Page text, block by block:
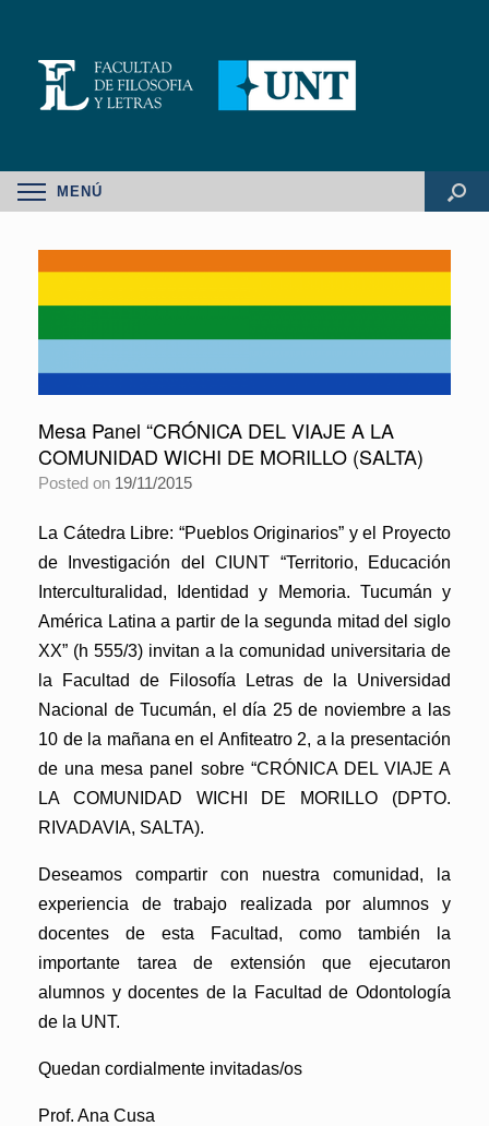
MENÚ
Mesa Panel “CRÓNICA DEL VIAJE A LA
COMUNIDAD WICHI DE MORILLO (SALTA)
Posted on 19/11/2015
La Cátedra Libre: “Pueblos Originarios” y el Proyecto
de Investigación del CIUNT “Territorio, Educación
Interculturalidad, Identidad y Memoria. Tucumán y
América Latina a partir de la segunda mitad del siglo
XX” (h 555/3) invitan a la comunidad universitaria de
la Facultad de Filosofía Letras de la Universidad
Nacional de Tucumán, el día 25 de noviembre a las
10 de la mañana en el Anfiteatro 2, a la presentación
de una mesa panel sobre “CRÓNICA DEL VIAJE A
LA COMUNIDAD WICHI DE MORILLO (DPTO.
RIVADAVIA, SALTA).
Deseamos compartir con nuestra comunidad, la
experiencia de trabajo realizada por alumnos y
docentes de esta Facultad, como también la
importante tarea de extensión que ejecutaron
alumnos y docentes de la Facultad de Odontología
de la UNT.
Quedan cordialmente invitadas/os
Prof. Ana Cusa